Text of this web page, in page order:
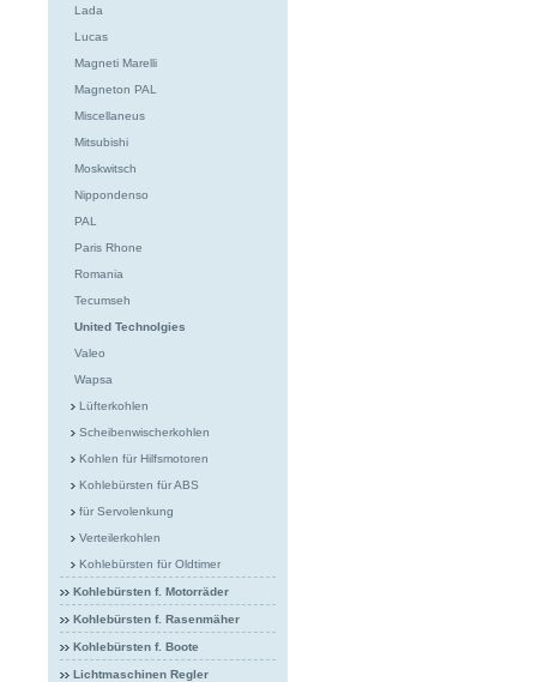
Lada
Lucas
Magneti Marelli
Magneton PAL
Miscellaneus
Mitsubishi
Moskwitsch
Nippondenso
PAL
Paris Rhone
Romania
Tecumseh
United Technolgies
Valeo
Wapsa
Lüfterkohlen
Scheibenwischerkohlen
Kohlen für Hilfsmotoren
Kohlebürsten für ABS
für Servolenkung
Verteilerkohlen
Kohlebürsten für Oldtimer
Kohlebürsten f. Motorräder
Kohlebürsten f. Rasenmäher
Kohlebürsten f. Boote
Lichtmaschinen Regler